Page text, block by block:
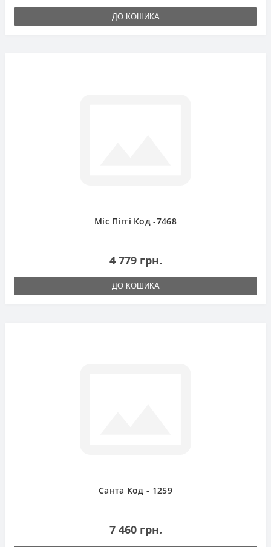
ДО КОШИКА
Міс Піггі Код -7468
4 779 грн.
ДО КОШИКА
Санта Код - 1259
7 460 грн.